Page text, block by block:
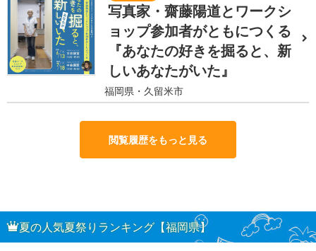
写真家・齋藤陽道とワークシ
ョップ参加者がともにつくる
『あなたの好きを掘ると、新
しいあなたがいた』
福岡県・久留米市
閲覧履歴をもっと見る
夏の人気夏祭りランキング【福岡県】